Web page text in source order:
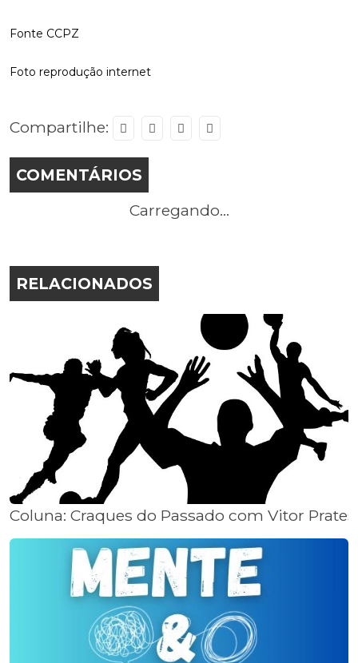
Fonte CCPZ
Foto reprodução internet
Compartilhe:
COMENTÁRIOS
Carregando...
RELACIONADOS
Coluna: Craques do Passado com Vitor Prates